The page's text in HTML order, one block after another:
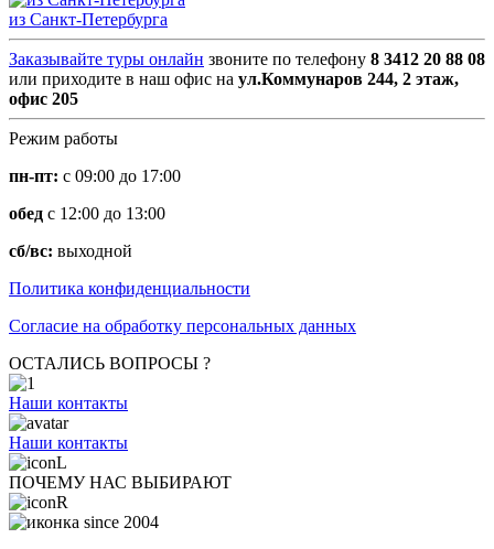
из Санкт-Петербурга
Заказывайте туры онлайн звоните по телефону 8 3412 20 88 08
или приходите в наш офис на ул.Коммунаров 244, 2 этаж,
офис 205
Режим работы
пн-пт: с 09:00 до 17:00
обед с 12:00 до 13:00
сб/вс: выходной
Политика конфиденциальности
Согласие на обработку персональных данных
ОСТАЛИСЬ ВОПРОСЫ ?
Наши контакты
Наши контакты
ПОЧЕМУ НАС ВЫБИРАЮТ